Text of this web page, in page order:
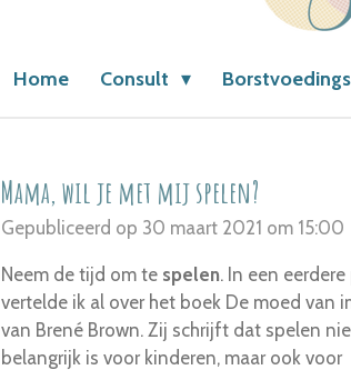
Home Consult
Mama, wil je met mij spelen?
Gepubliceerd op 30 maart 2021 om 15:00
Neem de tijd om te spelen. In een
vertelde ik al over het boek De moed van
van Brené Brown. Zij schrijft dat spelen
belangrijk is voor kinderen, maar ook voor